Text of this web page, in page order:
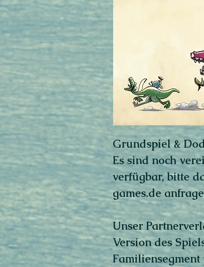
Grundspiel &
Es sind noch
verfügbar, bitte
games.de
Unser
Version des
Familiensegment